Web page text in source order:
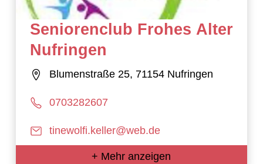
Seniorenclub Frohes Alter
Nufringen
Blumenstraße 25, 71154 Nufringen
0703282607
tinewolfi.keller@web.de
+ Mehr anzeigen